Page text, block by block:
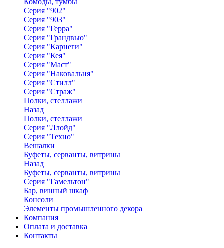
Комоды, тумбы
Серия "902"
Серия "903"
Серия "Герра"
Серия "Грандвью"
Серия "Карнеги"
Серия "Кея"
Серия "Маст"
Серия "Наковальня"
Серия "Стилл"
Серия "Страж"
Полки, стеллажи
Назад
Полки, стеллажи
Серия "Ллойд"
Серия "Техно"
Вешалки
Буфеты, серванты, витрины
Назад
Буфеты, серванты, витрины
Серия "Гамельтон"
Бар, винный шкаф
Консоли
Элементы промышленного декора
Компания
Оплата и доставка
Контакты